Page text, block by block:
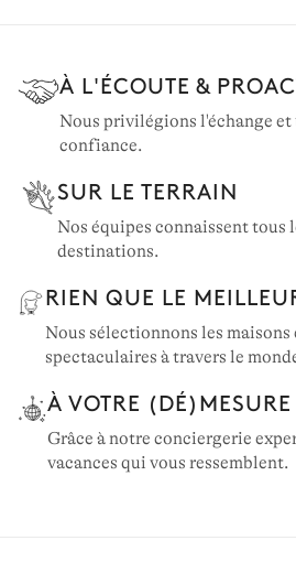
À L'ÉCOUTE &
Nous privilégions l'échange et
confiance.
SUR LE TERRAIN
Nos équipes connaissent tous
destinations.
RIEN QUE LE
Nous sélectionnons les maisons
spectaculaires à travers le
À VOTRE (DÉ)MESURE
Grâce à notre conciergerie
vacances qui vous ressemblent.